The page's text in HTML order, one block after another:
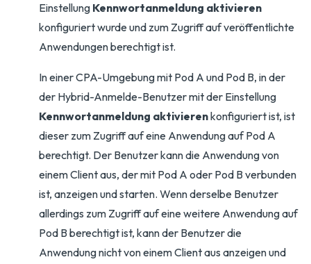
Einstellung Kennwortanmeldung aktivieren
konfiguriert wurde und zum Zugriff auf veröffentlichte
Anwendungen berechtigt ist.
In einer CPA-Umgebung mit Pod A und Pod B, in der
der Hybrid-Anmelde-Benutzer mit der Einstellung
Kennwortanmeldung aktivierenkonfiguriert ist, ist
dieser zum Zugriff auf eine Anwendung auf Pod A
berechtigt. Der Benutzer kann die Anwendung von
einem Client aus, der mit Pod A oder Pod B verbunden
ist, anzeigen und starten. Wenn derselbe Benutzer
allerdings zum Zugriff auf eine weitere Anwendung auf
Pod B berechtigt ist, kann der Benutzer die
Anwendung nicht von einem Client aus anzeigen und